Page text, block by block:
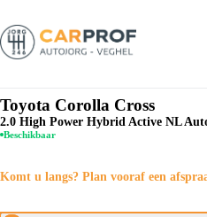
Afspraak maken
Onderhoud & Reparatie
Uitlijning
Bandenservice
Inkoop & Taxatie
Financieren & Leasen
Verzekeren
Toyota Corolla Cross
2.0 High Power Hybrid Active NL
Beschikbaar
Komt u langs? Plan vooraf een